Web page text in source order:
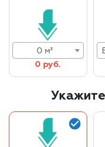
0 м³
0 руб.